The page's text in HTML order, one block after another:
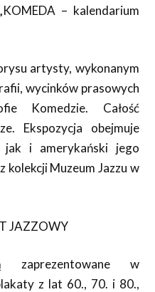
– kalendarium
artysty, wykonanym
wycinków prasowych
Komedzie. Całość
Ekspozycja obejmuje
jak i amerykański jego
kolekcji Muzeum Jazzu w
JAZZOWY
zaprezentowane w
z lat 60., 70. i 80.,